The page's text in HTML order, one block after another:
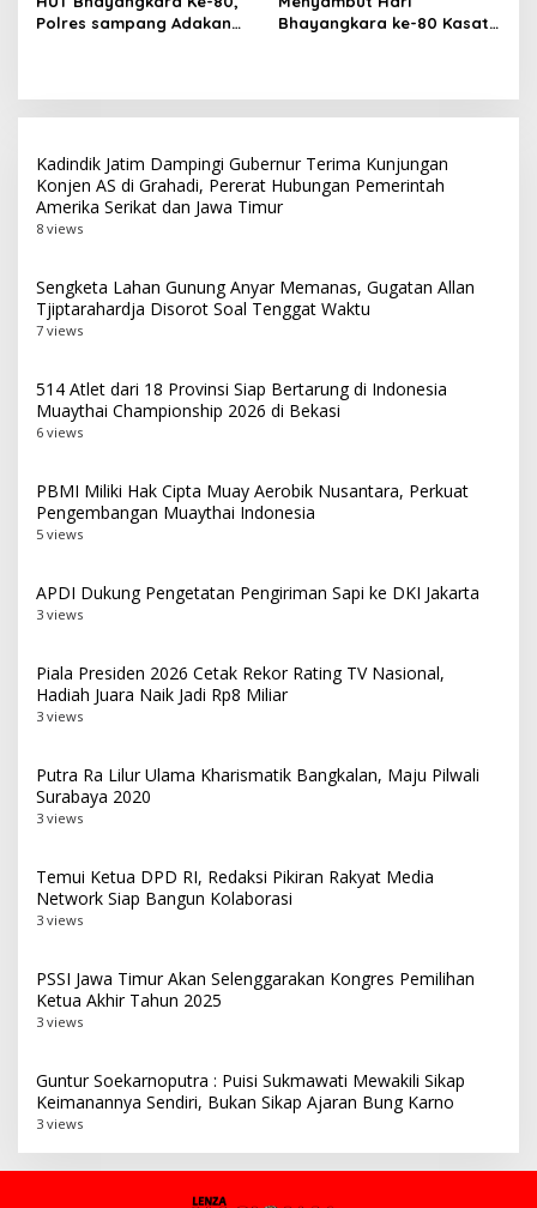
Polres sampang Adakan
Bhayangkara ke-80 Kasat
Kadindik Jatim Dampingi Gubernur Terima Kunjungan
Konjen AS di Grahadi, Pererat Hubungan Pemerintah
Amerika Serikat dan Jawa Timur
8 views
Sengketa Lahan Gunung Anyar Memanas, Gugatan Allan
Tjiptarahardja Disorot Soal Tenggat Waktu
7 views
514 Atlet dari 18 Provinsi Siap Bertarung di Indonesia
Muaythai Championship 2026 di Bekasi
6 views
PBMI Miliki Hak Cipta Muay Aerobik Nusantara, Perkuat
Pengembangan Muaythai Indonesia
5 views
APDI Dukung Pengetatan Pengiriman Sapi ke DKI Jakarta
3 views
Piala Presiden 2026 Cetak Rekor Rating TV Nasional,
Hadiah Juara Naik Jadi Rp8 Miliar
3 views
Putra Ra Lilur Ulama Kharismatik Bangkalan, Maju Pilwali
Surabaya 2020
3 views
Temui Ketua DPD RI, Redaksi Pikiran Rakyat Media
Network Siap Bangun Kolaborasi
3 views
PSSI Jawa Timur Akan Selenggarakan Kongres Pemilihan
Ketua Akhir Tahun 2025
3 views
Guntur Soekarnoputra : Puisi Sukmawati Mewakili Sikap
Keimanannya Sendiri, Bukan Sikap Ajaran Bung Karno
3 views